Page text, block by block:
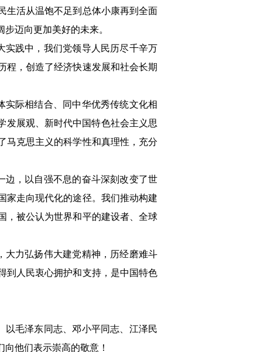
生活从温饱不足到总体小康再到全面
迈向更加美好的未来。
实践中，我们党领导人民历尽千辛万
程，创造了经济快速发展和社会长期
实际相结合、同中华优秀传统文化相
发展观、新时代中国特色社会主义思
马克思主义的科学性和真理性，充分
边，以自强不息的奋斗深刻改变了世
家走向现代化的途径。我们推动构建
，被公认为世界和平的建设者、全球
大力弘扬伟大建党精神，历经磨难斗
到人民衷心拥护和支持，是中国特色
以毛泽东同志、邓小平同志、江泽民
他们表示崇高的敬意！